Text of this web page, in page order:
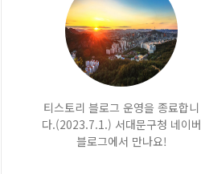
티스토리 블로그 운영을 종료합니
다.(2023.7.1.) 서대문구청 네이버
블로그에서 만나요!